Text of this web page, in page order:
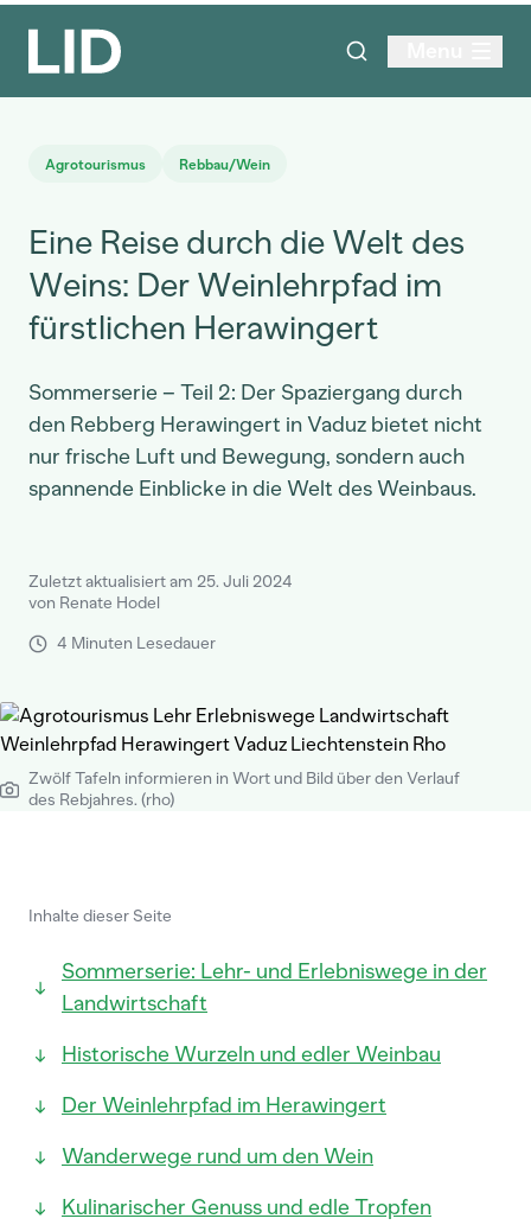
Agrotourismus Rebbau/Wein
Eine Reise durch die Welt des
Weins: Der Weinlehrpfad im
fürstlichen Herawingert
Sommerserie – Teil 2: Der Spaziergang durch
den Rebberg Herawingert in Vaduz bietet nicht
nur frische Luft und Bewegung, sondern auch
spannende Einblicke in die Welt des Weinbaus.
Zuletzt aktualisiert am 25. Juli 2024
von Renate Hodel
4 Minuten Lesedauer
Zwölf Tafeln informieren in Wort und Bild über den Verlauf
des Rebjahres. (rho)
Inhalte dieser Seite
Sommerserie: Lehr- und Erlebniswege in der
Landwirtschaft
Historische Wurzeln und edler Weinbau
Der Weinlehrpfad im Herawingert
Wanderwege rund um den Wein
Kulinarischer Genuss und edle Tropfen